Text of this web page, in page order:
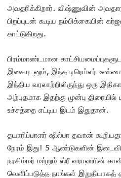
அவதரிக்கிறார். விஷ்ணுவின்
பிறப்புடன் கூடிய நம்பிக்கையின்
காட்டுகிறது.
பிரம்மாண்டமான
இசையுடனும், இந்த டிரெய்லர்
இந்திய வரலாற்றிலிருந்து ஒரு
அற்புதமாக இதற்கு முன்பு திரையில்
உச்சத்தை எட்டிய இடம் இதுதான்.
தயாரிப்பாளர் ஷில்பா தவான்
நேரம் இது! 5 ஆண்டுகளின்
நரசிம்மர் மற்றும் ஸ்ரீ வராஹரின்
வெளிப்படுத்த நாங்கள்